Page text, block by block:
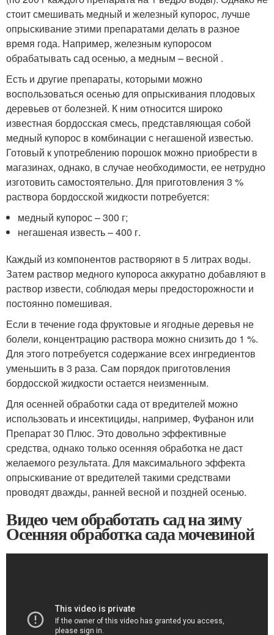
стоит смешивать медный и железный купорос, лучше
опрыскивание этими препаратами делать в разное
время года. Например, железным купоросом
обрабатывать сад осенью, а медным – весной .
Есть и другие препараты, которыми можно
воспользоваться осенью для опрыскивания плодовых
деревьев от болезней. К ним относится широко
известная бордосская смесь, представляющая собой
медный купорос в комбинации с негашеной известью.
Готовый к употреблению порошок можно приобрести в
магазинах, однако, в случае необходимости, ее нетрудно
изготовить самостоятельно. Для приготовления 3 %
раствора бордосской жидкости потребуется:
медный купорос – 300 г;
негашеная известь – 400 г.
Каждый из компонентов растворяют в 5 литрах воды.
Затем раствор медного купороса аккуратно добавляют в
раствор извести, соблюдая меры предосторожности и
постоянно помешивая.
Если в течение года фруктовые и ягодные деревья не
болели, концентрацию раствора можно снизить до 1 %.
Для этого потребуется содержание всех ингредиентов
уменьшить в 3 раза. Сам порядок приготовления
бордосской жидкости остается неизменным.
Для осенней обработки сада от вредителей можно
использовать и инсектициды, например, Фуфанон или
Препарат 30 Плюс. Это довольно эффективные
средства, однако только осенняя обработка не даст
желаемого результата. Для максимального эффекта
опрыскивание от вредителей такими средствами
проводят дважды, ранней весной и поздней осенью.
Видео чем обработать сад на зиму
Осенняя обработка сада мочевиной